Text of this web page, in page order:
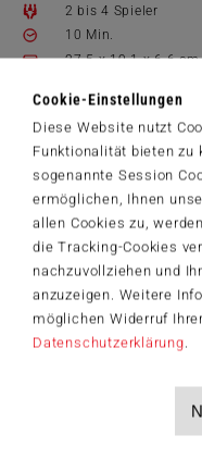
Cookie-Einstellungen
Diese Website nutzt
Funktionalität bieten zu
sogenannte Session
ermöglichen, Ihnen
allen Cookies zu,
die Tracking-Cookies
nachzuvollziehen und
anzuzeigen. Weitere
möglichen Widerruf
Datenschutzerklärung
2 bis 4 Spieler
10 Min.
27.5 x 19.1 x 6.6 cm
Spielanleitungen
24,99 €
Artikelnummer: 40670
Der Schmidt-
Bleiben Sie auf dem
®
Willkommensgutschein in